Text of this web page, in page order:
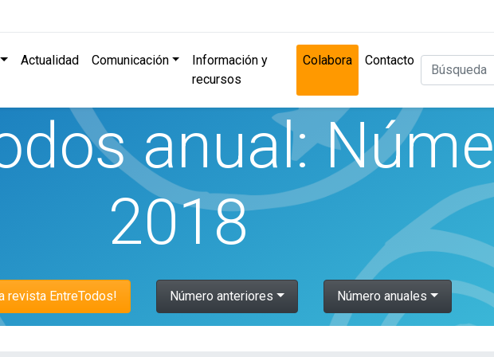
Actualidad Comunicación
Información y
recursos
Colabora Contacto BÚSQUEDA
anual:
2018
revista EntreTodos! Número anteriores Número anuales